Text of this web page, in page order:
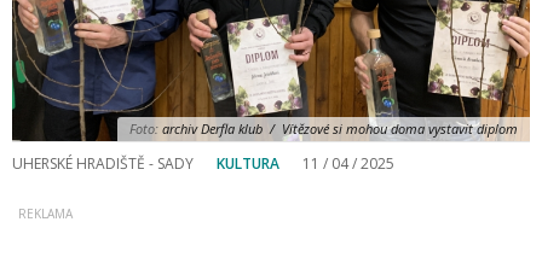
Foto: archiv Derfla klub / Vítězové si mohou doma vystavit diplom
UHERSKÉ HRADIŠTĚ - SADY KULTURA 11 / 04 / 2025